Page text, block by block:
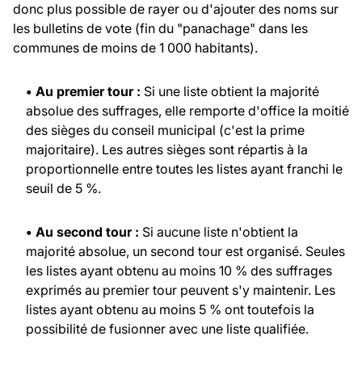
donc plus possible de rayer ou d'ajouter des noms sur
les bulletins de vote (fin du "panachage" dans les
communes de moins de 1 000 habitants).
• Au premier tour : Si une liste obtient la majorité
absolue des suffrages, elle remporte d'office la moitié
des sièges du conseil municipal (c'est la prime
majoritaire). Les autres sièges sont répartis à la
proportionnelle entre toutes les listes ayant franchi le
seuil de 5 %.
• Au second tour : Si aucune liste n'obtient la
majorité absolue, un second tour est organisé. Seules
les listes ayant obtenu au moins 10 % des suffrages
exprimés au premier tour peuvent s'y maintenir. Les
listes ayant obtenu au moins 5 % ont toutefois la
possibilité de fusionner avec une liste qualifiée.